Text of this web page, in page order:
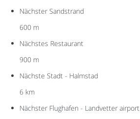
Nächster Sandstrand
600 m
Nächstes Restaurant
900 m
Nächste Stadt - Halmstad
6 km
Nächster Flughafen - Landvetter airport